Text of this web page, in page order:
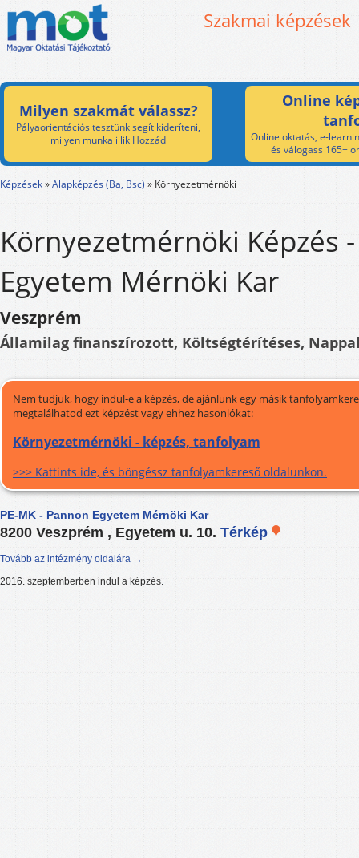
Szakmai képzések
Milyen szakmát válassz?
Pályaorientációs tesztünk segít kideríteni,
milyen munka illik Hozzád
Online
Online oktatás, e-
és válogass 165+
Képzések»Alapképzés (Ba, Bsc) » Környezetmérnöki
Környezetmérnöki Képzés
Egyetem Mérnöki Kar
Veszprém
Államilag finanszírozott, Költségtérítéses,
Nem tudjuk, hogy indul-e a képzés, de ajánlunk egy másik
megtalálhatod ezt képzést vagy ehhez hasonlókat:
Környezetmérnöki - képzés, tanfolyam
>>> Kattints ide, és böngéssz tanfolyamkereső oldalunkon.
PE-MK - Pannon Egyetem Mérnöki Kar
8200 Veszprém , Egyetem u. 10. Térkép
Tovább az intézmény oldalára →
2016. szeptemberben indul a képzés.